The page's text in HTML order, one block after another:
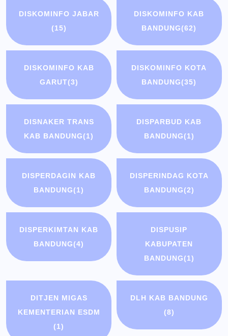
DISKOMINFO JABAR
(15)
DISKOMINFO KAB
BANDUNG(62)
DISKOMINFO KAB
GARUT(3)
DISKOMINFO KOTA
BANDUNG(35)
DISNAKER TRANS
KAB BANDUNG(1)
DISPARBUD KAB
BANDUNG(1)
DISPERDAGIN KAB
BANDUNG(1)
DISPERINDAG KOTA
BANDUNG(2)
DISPERKIMTAN KAB
BANDUNG(4)
DISPUSIP
KABUPATEN
BANDUNG(1)
DITJEN MIGAS
KEMENTERIAN ESDM
(1)
DLH KAB BANDUNG
(8)